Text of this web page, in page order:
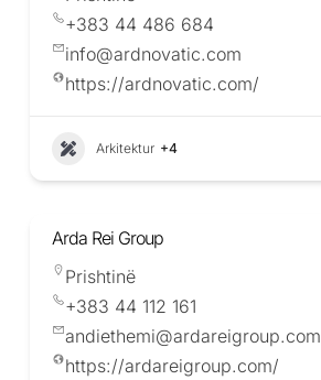
+383 44 486 684
info@ardnovatic.com
https://ardnovatic.com/
Arkitektur +4
Arda Rei Group
Prishtinë
+383 44 112 161
andiethemi@ardareigroup.com
https://ardareigroup.com/